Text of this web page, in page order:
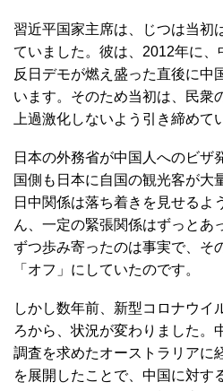
習近平国家主席は、じつは当初
ていました。彼は、2012年に
反日デモが燃え盛った直後に中
います。そのため当初は、民衆
上過激化しないよう引き締めて
日本の外務省が中国人へのビザ
国側も日本に自国の観光客が大
日中関係は落ち着きを見せるよ
ん、一定の緊張関係はずっとあ
ずつ歩み寄ったのは事実で、そ
「オフ」にしていたのです。
しかし数年前、新型コロナウイ
ろから、状況が変わりました。
調査を求めたオーストラリアに
を展開したことで、中国に対す